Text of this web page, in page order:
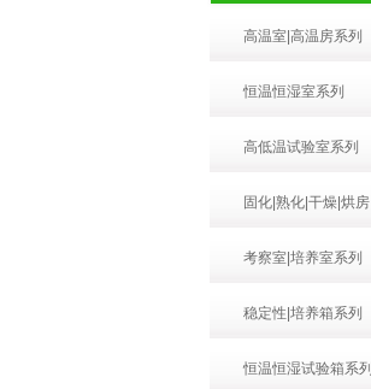
高温室|高温房系列
恒温恒湿室系列
高低温试验室系列
固化|熟化|干燥|烘房
考察室|培养室系列
稳定性|培养箱系列
恒温恒湿试验箱系列